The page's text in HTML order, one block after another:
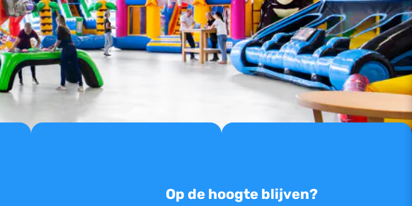
Op de hoogte blijven?